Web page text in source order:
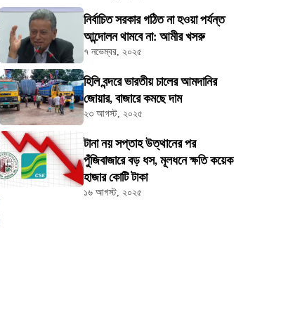
নির্বাচিত সরকার গঠিত না হওয়া পর্যন্ত
আন্দোলন থামবে না: আমীর খসরু
৭ নভেম্বর, ২০২৫
হিলি বন্দরে ভারতীয় চালের আমদানির
জোয়ার, বাজারে কমছে দাম
২৩ আগস্ট, ২০২৫
টানা নয় সপ্তাহ উত্থানের পর
পুঁজিবাজারে বড় ধস, মূলধনে ক্ষতি কয়েক
হাজার কোটি টাকা
১৬ আগস্ট, ২০২৫